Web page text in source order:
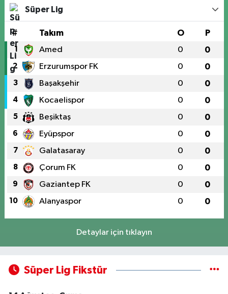
Süper Lig
# Takım O P
1 Amed 0 0
2 Erzurumspor FK 0 0
3 Başakşehir 0 0
4 Kocaelispor 0 0
5 Beşiktaş 0 0
6 Eyüpspor 0 0
7 Galatasaray 0 0
8 Çorum FK 0 0
9 Gaziantep FK 0 0
10 Alanyaspor 0 0
Detaylar için tıklayın
Süper Lig Fikstür